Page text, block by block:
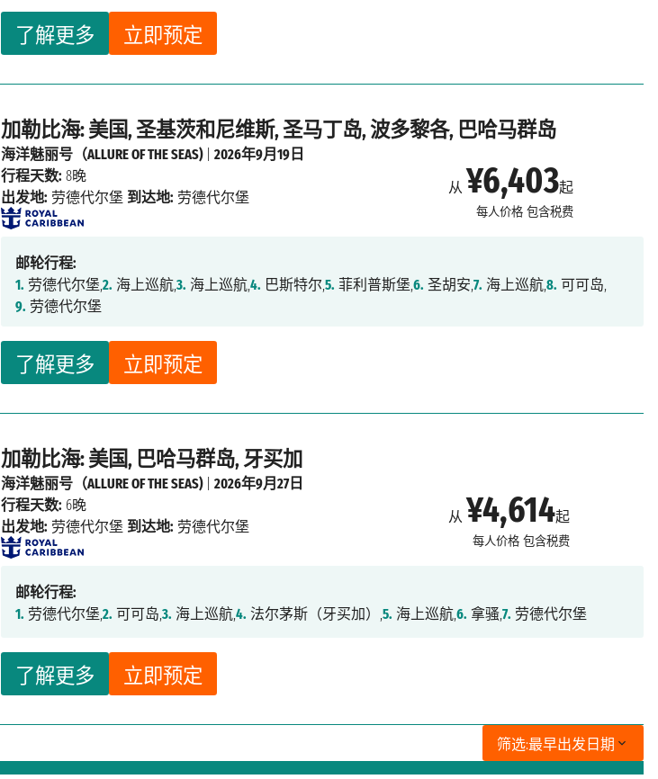
了解更多 立即预定
加勒比海: 美国, 圣基茨和尼维斯, 圣马丁岛, 波多黎各, 巴哈马群岛
从 ¥6,403起
每人价格 包含税费
了解更多 立即预定
海洋魅丽号（ALLURE OF THE SEAS)|2026年9月19日
行程天数: 8晚
出发地: 劳德代尔堡 到达地: 劳德代尔堡
邮轮行程:
1. 劳德代尔堡,2. 海上巡航,3. 海上巡航,4. 巴斯特尔,5. 菲利普斯堡,6. 圣胡安,7. 海上巡航,8. 可可岛,
9. 劳德代尔堡
加勒比海: 美国, 巴哈马群岛, 牙买加
从 ¥4,614起
每人价格 包含税费
了解更多 立即预定
海洋魅丽号（ALLURE OF THE SEAS)|2026年9月27日
行程天数: 6晚
出发地: 劳德代尔堡 到达地: 劳德代尔堡
邮轮行程:
1. 劳德代尔堡,2. 可可岛,3. 海上巡航,4. 法尔茅斯（牙买加）,5. 海上巡航,6. 拿骚,7. 劳德代尔堡
筛选:最早出发日期